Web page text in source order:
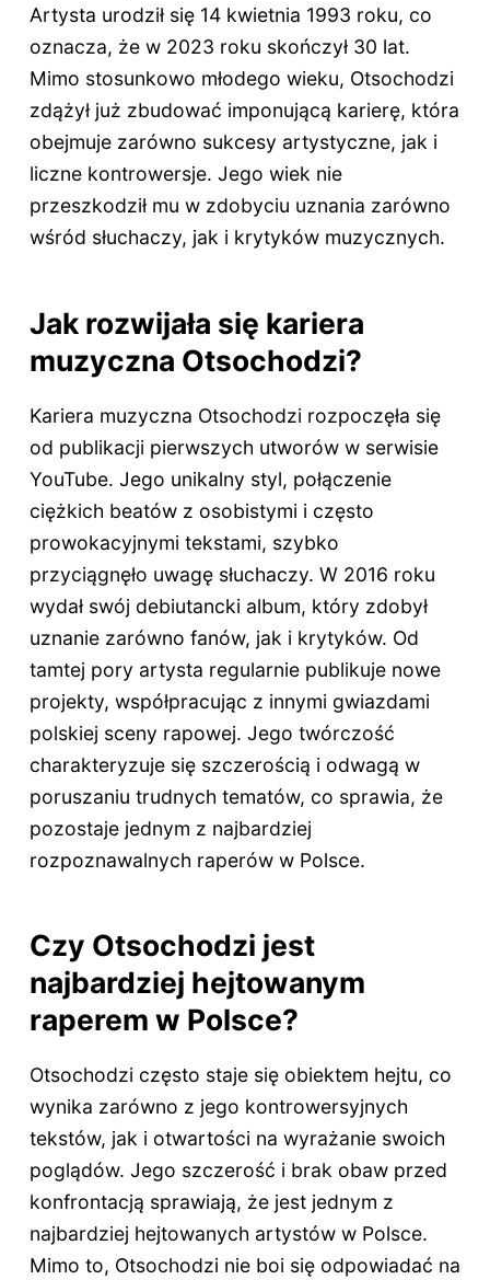
Artysta urodził się 14 kwietnia 1993 roku, co
oznacza, że w 2023 roku skończył 30 lat.
Mimo stosunkowo młodego wieku, Otsochodzi
zdążył już zbudować imponującą karierę, która
obejmuje zarówno sukcesy artystyczne, jak i
liczne kontrowersje. Jego wiek nie
przeszkodził mu w zdobyciu uznania zarówno
wśród słuchaczy, jak i krytyków muzycznych.
Jak rozwijała się kariera
muzyczna Otsochodzi?
Kariera muzyczna Otsochodzi rozpoczęła się
od publikacji pierwszych utworów w serwisie
YouTube. Jego unikalny styl, połączenie
ciężkich beatów z osobistymi i często
prowokacyjnymi tekstami, szybko
przyciągnęło uwagę słuchaczy. W 2016 roku
wydał swój debiutancki album, który zdobył
uznanie zarówno fanów, jak i krytyków. Od
tamtej pory artysta regularnie publikuje nowe
projekty, współpracując z innymi gwiazdami
polskiej sceny rapowej. Jego twórczość
charakteryzuje się szczerością i odwagą w
poruszaniu trudnych tematów, co sprawia, że
pozostaje jednym z najbardziej
rozpoznawalnych raperów w Polsce.
Czy Otsochodzi jest
najbardziej hejtowanym
raperem w Polsce?
Otsochodzi często staje się obiektem hejtu, co
wynika zarówno z jego kontrowersyjnych
tekstów, jak i otwartości na wyrażanie swoich
poglądów. Jego szczerość i brak obaw przed
konfrontacją sprawiają, że jest jednym z
najbardziej hejtowanych artystów w Polsce.
Mimo to, Otsochodzi nie boi się odpowiadać na